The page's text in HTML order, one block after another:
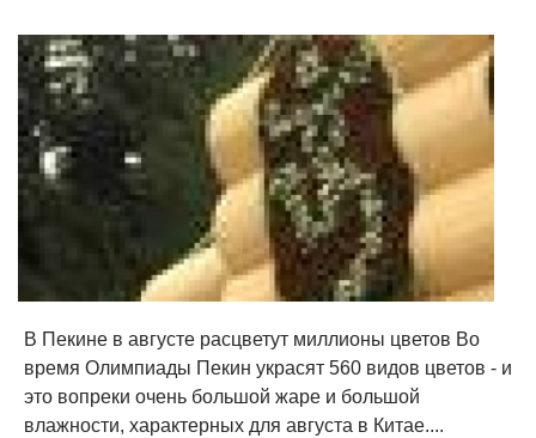
В Пекине в августе расцветут миллионы цветов Во
время Олимпиады Пекин украсят 560 видов цветов - и
это вопреки очень большой жаре и большой
влажности, характерных для августа в Китае....